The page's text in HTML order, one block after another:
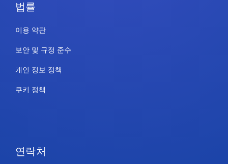
법률
이용 약관
보안 및 규정 준수
개인 정보 정책
쿠키 정책
연락처